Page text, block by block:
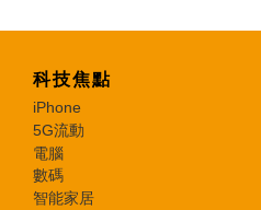
科技焦點
iPhone
5G流動
電腦
數碼
智能家居